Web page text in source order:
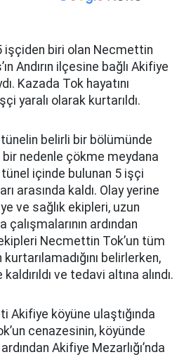
işçiden biri olan Necmettin
Andırın ilçesine bağlı Akifiye
Kazada Tok hayatını
yaralı olarak kurtarıldı.
belirli bir bölümünde
nedenle çökme meydana
içinde bulunan 5 işçi
arasında kaldı. Olay yerine
ve sağlık ekipleri, uzun
ardından
Necmettin Tok’un tüm
belirlerken,
ve tedavi altına alındı.
Akifiye köyüne ulaştığında
cenazesinin, köyünde
Akifiye Mezarlığı’nda